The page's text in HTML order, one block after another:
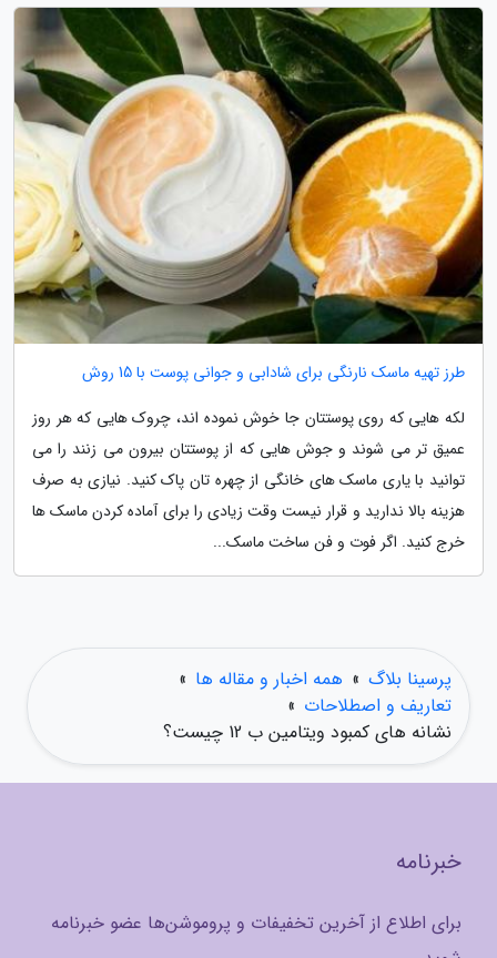
طرز تهیه ماسک نارنگی برای شادابی و جوانی پوست با 15 روش
لکه هایی که روی پوستتان جا خوش نموده اند، چروک هایی که هر روز
عمیق تر می شوند و جوش هایی که از پوستتان بیرون می زنند را می
توانید با یاری ماسک های خانگی از چهره تان پاک کنید. نیازی به صرف
هزینه بالا ندارید و قرار نیست وقت زیادی را برای آماده کردن ماسک ها
خرج کنید. اگر فوت و فن ساخت ماسک...
پرسینا بلاگ » همه اخبار و مقاله ها »
تعاریف و اصطلاحات »
نشانه های کمبود ویتامین ب 12 چیست؟
خبرنامه
برای اطلاع از آخرین تخفیفات و پروموشن‌ها عضو خبرنامه